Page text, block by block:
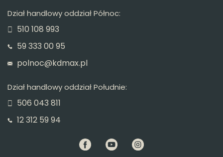
Dział handlowy oddział Północ:
510 108 993
59 333 00 95
polnoc@kdmax.pl
Dział handlowy oddział Południe:
506 043 811
12 312 59 94